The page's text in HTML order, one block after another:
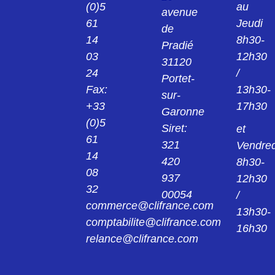
KPS1/B2 PINCE ROUGE 2MM 24.0139-22
KK4/4 MANCHON NOIR 4MM 24.0142-21
KK4/4 MANCHON ROUGE 4MM 24.0142-
AGK20 PINCE 4MM 24.0149
AGK40 PINCE NOIR 2MM 24.0154-21
(0)5
61
14
03
24
Fax:
+33
(0)5
61
14
08
32
commerce@clifrance.com
comptabilite@clifrance.com
relance@clifrance.com
avenue
de
Pradié
31120
Portet-
sur-
Garonne
Siret:
321
420
937
00054
au
Jeudi
8h30-
12h30
/
13h30-
17h30
et
8h30-
12h30
/
13h30-
16h30